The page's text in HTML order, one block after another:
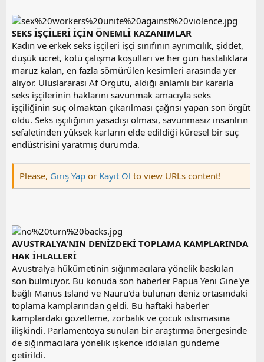
SEKS İŞÇİLERİ İÇİN ÖNEMLİ KAZANIMLAR
Kadın ve erkek seks işçileri işçi sınıfının ayrımcılık, şiddet,
düşük ücret, kötü çalışma koşulları ve her gün hastalıklara
maruz kalan, en fazla sömürülen kesimleri arasında yer
alıyor. Uluslararası Af Örgütü, aldığı anlamlı bir kararla
seks işçilerinin haklarını savunmak amacıyla seks
işçiliğinin suç olmaktan çıkarılması çağrısı yapan son örgüt
oldu. Seks işçiliğinin yasadışı olması, savunmasız insanlrın
sefaletinden yüksek karların elde edildiği küresel bir suç
endüstrisini yaratmış durumda.
Please, Giriş Yap or Kayıt Ol to view URLs content!
AVUSTRALYA'NIN DENİZDEKİ TOPLAMA KAMPLARINDA
HAK İHLALLERİ
Avustralya hükümetinin sığınmacılara yönelik baskıları
son bulmuyor. Bu konuda son haberler Papua Yeni Gine'ye
bağlı Manus Island ve Nauru'da bulunan deniz ortasındaki
toplama kamplarından geldi. Bu haftaki haberler
kamplardaki gözetleme, zorbalık ve çocuk istismasına
ilişkindi. Parlamentoya sunulan bir araştırma önergesinde
de sığınmacılara yönelik işkence iddiaları gündeme
getirildi.